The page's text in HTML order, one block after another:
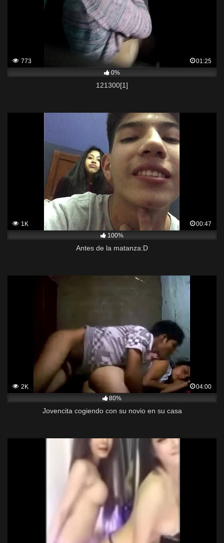
773
01:25
0%
121300[1]
1K
00:47
100%
Antes de la matanza:D
2K
04:00
80%
Jovencita cogiendo con su novio en su casa